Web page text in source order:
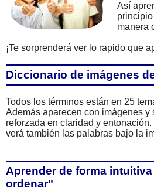
Así
manera
¡Te sorprenderá ver lo rapido que
Diccionario de imágenes
Todos los términos están en 25
Además aparecen con imágenes y
reforzada en claridad y
verá también las palabras bajo la
Aprender de forma
ordenar"